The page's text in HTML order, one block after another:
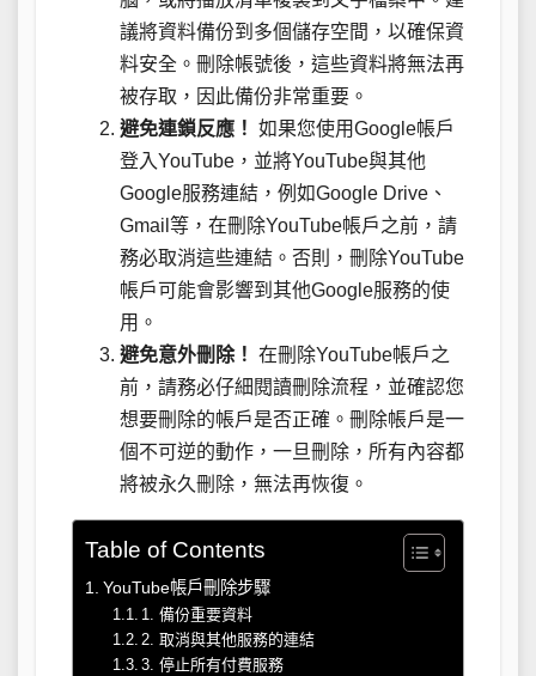
議將資料備份到多個儲存空間，以確保資
料安全。刪除帳號後，這些資料將無法再
被存取，因此備份非常重要。
避免連鎖反應！ 如果您使用Google帳戶
登入YouTube，並將YouTube與其他
Google服務連結，例如Google Drive、
Gmail等，在刪除YouTube帳戶之前，請
務必取消這些連結。否則，刪除YouTube
帳戶可能會影響到其他Google服務的使
用。
避免意外刪除！ 在刪除YouTube帳戶之
前，請務必仔細閱讀刪除流程，並確認您
想要刪除的帳戶是否正確。刪除帳戶是一
個不可逆的動作，一旦刪除，所有內容都
將被永久刪除，無法再恢復。
Table of Contents
YouTube帳戶刪除步驟
1. 備份重要資料
2. 取消與其他服務的連結
3. 停止所有付費服務